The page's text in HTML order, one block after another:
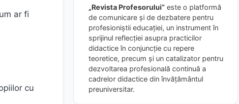
ar fi
cu
„Revista Profesorului” este o platformă
de comunicare și de dezbatere pentru
profesioniștii educației, un instrument în
sprijinul reflecției asupra practicilor
didactice în conjuncție cu repere
teoretice, precum și un catalizator pentru
dezvoltarea profesională continuă a
cadrelor didactice din învățământul
preuniversitar.